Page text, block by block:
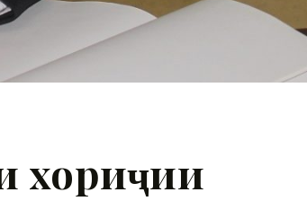
хориҷии